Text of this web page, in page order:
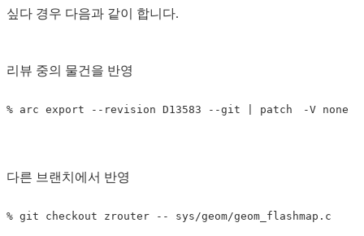
싶다 경우 다음과 같이 합니다.
리뷰 중의 물건을 반영
다른 브랜치에서 반영